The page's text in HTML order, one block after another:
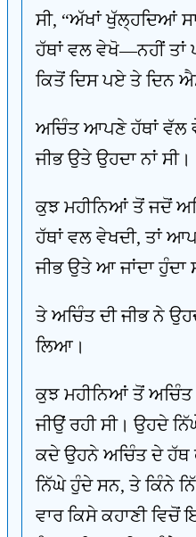
ਸੀ, “ਅੱਖਾਂ ਖੁੱਲ੍ਹਦਿਆਂ
ਹੱਥਾਂ ਵਲ ਵੇਖੋ—ਨਹੀਂ ਤਾਂ
ਕਿਤੋਂ ਦਿਸ ਪਏ ਤੇ ਦਿਨ
ਅਚਿੰਤ ਆਪਣੇ ਹੱਥਾਂ ਵੱਲ
ਜੀਭ ਉਤੇ ਉਹਦਾ ਨਾਂ ਸੀ।
ਕੁਝ ਮਹੀਨਿਆਂ ਤੋਂ ਜਦੋਂ
ਹੱਥਾਂ ਵਲ ਵੇਖਦੀ, ਤਾਂ
ਜੀਭ ਉਤੇ ਆ ਜਾਂਦਾ ਹੁੰਦਾ
ਤੇ ਅਚਿੰਤ ਦੀ ਜੀਭ ਨੇ
ਲਿਆ।
ਕੁਝ ਮਹੀਨਿਆਂ ਤੋਂ ਅਚਿੰਤ
ਜੀਉਂ ਰਹੀ ਸੀ। ਉਹਦੇ
ਕਦੇ ਉਹਨੇ ਅਚਿੰਤ ਦੇ
ਨਿੱਘੇ ਹੁੰਦੇ ਸਨ, ਤੇ ਕਿੰਨੇ
ਵਾਰ ਕਿਸੇ ਕਹਾਣੀ